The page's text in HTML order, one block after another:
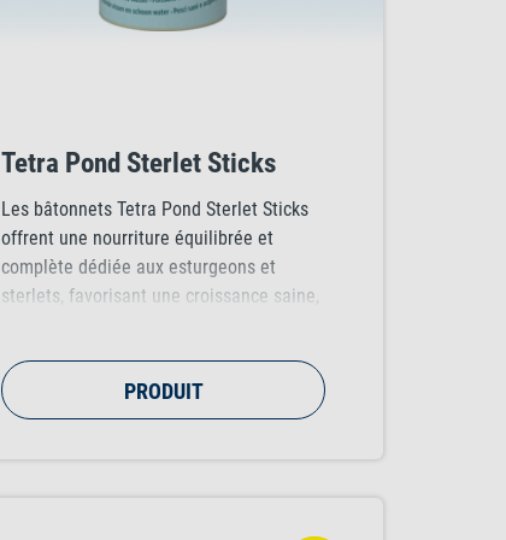
Tetra Pond Sterlet Sticks
Les bâtonnets Tetra Pond Sterlet Sticks
offrent une nourriture équilibrée et
complète dédiée aux esturgeons et
sterlets, favorisant une croissance saine,
PRODUIT